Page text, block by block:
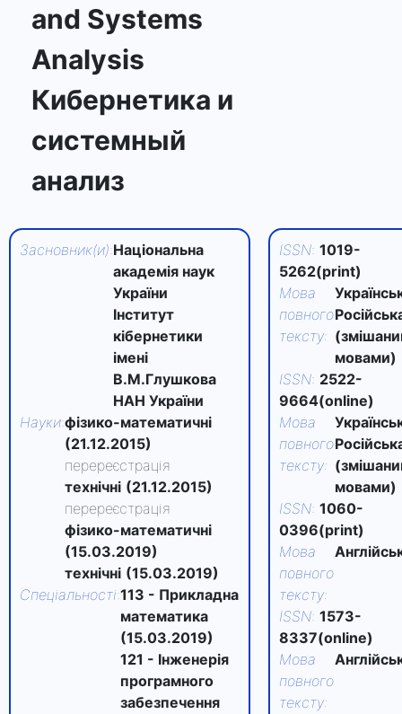
and Systems
Analysis
Кибернетика и
системный
анализ
Засновник(и):Національна
академія наук
України
Інститут
кібернетики
імені
В.М.Глушкова
НАН України
Науки:фізико-математичні
(21.12.2015)
перереєстрація
технічні (21.12.2015)
перереєстрація
фізико-математичні
(15.03.2019)
технічні (15.03.2019)
Спеціальності:113 - Прикладна
математика
(15.03.2019)
121 - Інженерія
програмного
забезпечення
ISSN: 1019-
5262(print)
Мова
повного
тексту:
мовами)
ISSN: 2522-
9664(online)
Мова
повного
тексту:
мовами)
ISSN: 1060-
0396(print)
Мова
повного
тексту:
ISSN: 1573-
8337(online)
Мова
повного
тексту: